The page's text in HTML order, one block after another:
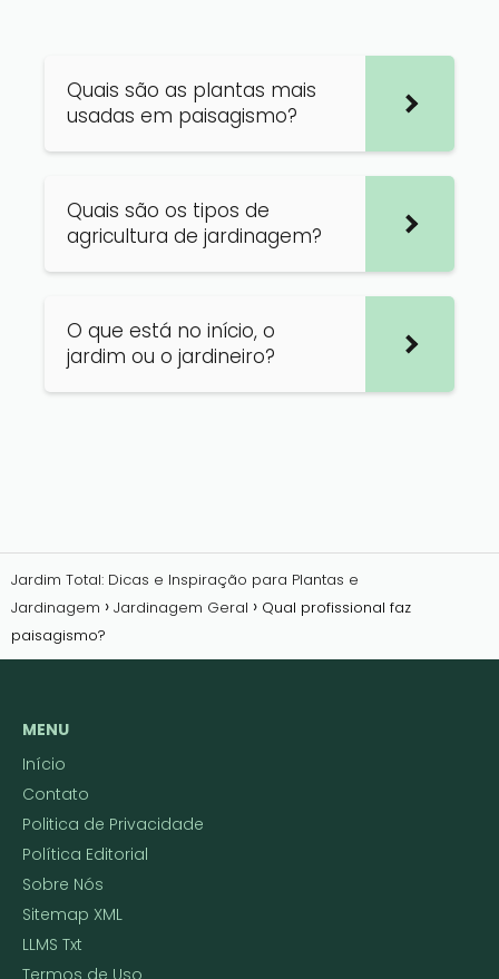
Quais são as plantas mais
usadas em paisagismo?
Quais são os tipos de
agricultura de jardinagem?
O que está no início, o
jardim ou o jardineiro?
Jardim Total: Dicas e Inspiração para Plantas e
Jardinagem
Jardinagem Geral
Qual profissional faz
paisagismo?
MENU
Início
Contato
Politica de Privacidade
Política Editorial
Sobre Nós
Sitemap XML
LLMS Txt
Termos de Uso